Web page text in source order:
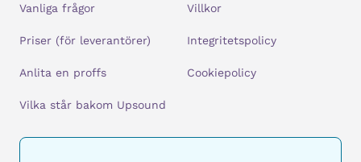
Vanliga frågor
Priser (för leverantörer)
Anlita en proffs
Vilka står bakom Upsound
Villkor
Integritetspolicy
Cookiepolicy